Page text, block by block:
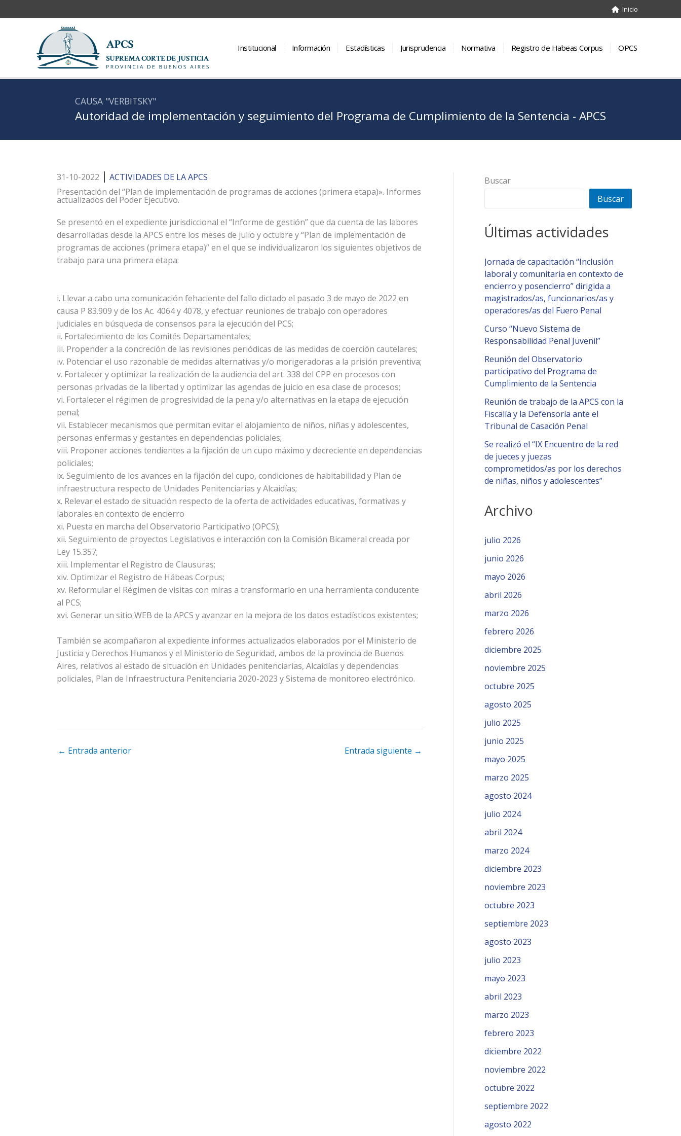
Inicio
Institucional Información Estadísticas Jurisprudencia Normativa Registro de Habeas Corpus OPCS
CAUSA "VERBITSKY"
Autoridad de implementación y seguimiento del Programa de Cumplimiento de la Sentencia - APCS
31-10-2022
ACTIVIDADES DE LA APCS
Presentación del “Plan de implementación de programas de acciones (primera etapa)». Informes
actualizados del Poder Ejecutivo.
Se presentó en el expediente jurisdiccional el “Informe de gestión” que da cuenta de las labores
desarrolladas desde la APCS entre los meses de julio y octubre y “Plan de implementación de
programas de acciones (primera etapa)” en el que se individualizaron los siguientes objetivos de
trabajo para una primera etapa:
i. Llevar a cabo una comunicación fehaciente del fallo dictado el pasado 3 de mayo de 2022 en
causa P 83.909 y de los Ac. 4064 y 4078, y efectuar reuniones de trabajo con operadores
judiciales en búsqueda de consensos para la ejecución del PCS;
ii. Fortalecimiento de los Comités Departamentales;
iii. Propender a la concreción de las revisiones periódicas de las medidas de coerción cautelares;
iv. Potenciar el uso razonable de medidas alternativas y/o morigeradoras a la prisión preventiva;
v. Fortalecer y optimizar la realización de la audiencia del art. 338 del CPP en procesos con
personas privadas de la libertad y optimizar las agendas de juicio en esa clase de procesos;
vi. Fortalecer el régimen de progresividad de la pena y/o alternativas en la etapa de ejecución
penal;
vii. Establecer mecanismos que permitan evitar el alojamiento de niños, niñas y adolescentes,
personas enfermas y gestantes en dependencias policiales;
viii. Proponer acciones tendientes a la fijación de un cupo máximo y decreciente en dependencias
policiales;
ix. Seguimiento de los avances en la fijación del cupo, condiciones de habitabilidad y Plan de
infraestructura respecto de Unidades Penitenciarias y Alcaidías;
x. Relevar el estado de situación respecto de la oferta de actividades educativas, formativas y
laborales en contexto de encierro
xi. Puesta en marcha del Observatorio Participativo (OPCS);
xii. Seguimiento de proyectos Legislativos e interacción con la Comisión Bicameral creada por
Ley 15.357;
xiii. Implementar el Registro de Clausuras;
xiv. Optimizar el Registro de Hábeas Corpus;
xv. Reformular el Régimen de visitas con miras a transformarlo en una herramienta conducente
al PCS;
xvi. Generar un sitio WEB de la APCS y avanzar en la mejora de los datos estadísticos existentes;
También se acompañaron al expediente informes actualizados elaborados por el Ministerio de
Justicia y Derechos Humanos y el Ministerio de Seguridad, ambos de la provincia de Buenos
Aires, relativos al estado de situación en Unidades penitenciarias, Alcaidías y dependencias
policiales, Plan de Infraestructura Penitenciaria 2020-2023 y Sistema de monitoreo electrónico.
← Entrada anterior Entrada siguiente →
Buscar
Buscar
Últimas actividades
Jornada de capacitación “Inclusión
laboral y comunitaria en contexto de
encierro y posencierro” dirigida a
magistrados/as, funcionarios/as y
operadores/as del Fuero Penal
Curso “Nuevo Sistema de
Responsabilidad Penal Juvenil”
Reunión del Observatorio
participativo del Programa de
Cumplimiento de la Sentencia
Reunión de trabajo de la APCS con la
Fiscalía y la Defensoría ante el
Tribunal de Casación Penal
Se realizó el “IX Encuentro de la red
de jueces y juezas
comprometidos/as por los derechos
de niñas, niños y adolescentes”
Archivo
julio 2026
junio 2026
mayo 2026
abril 2026
marzo 2026
febrero 2026
diciembre 2025
noviembre 2025
octubre 2025
agosto 2025
julio 2025
junio 2025
mayo 2025
marzo 2025
agosto 2024
julio 2024
abril 2024
marzo 2024
diciembre 2023
noviembre 2023
octubre 2023
septiembre 2023
agosto 2023
julio 2023
mayo 2023
abril 2023
marzo 2023
febrero 2023
diciembre 2022
noviembre 2022
octubre 2022
septiembre 2022
agosto 2022